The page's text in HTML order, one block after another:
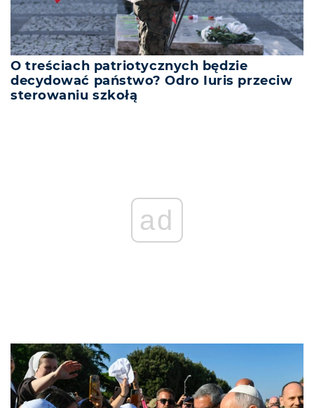
O treściach patriotycznych będzie
decydować państwo? Odro Iuris przeciw
sterowaniu szkołą
ad